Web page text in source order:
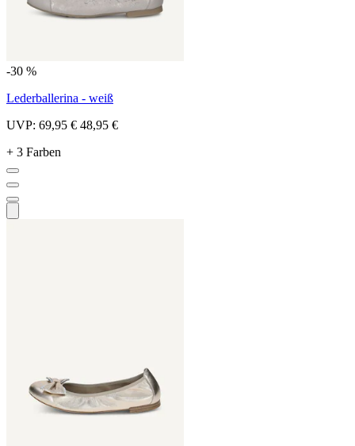
-30 %
Lederballerina - weiß
UVP: 69,95 € 48,95 €
+ 3 Farben